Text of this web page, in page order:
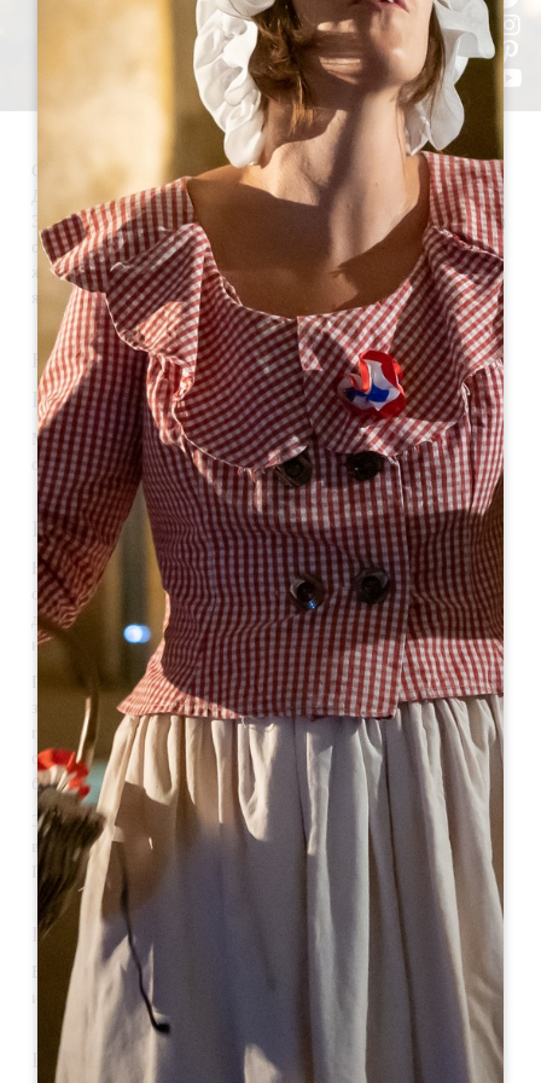
Сент-Этьен-де-Лиссе - муниципалитет в кантоне Кото-де-
Дордонь и входит в состав 8 городов юрисдикции Сент-
Эмильон. Его площадь составляет 710 га, а расположен он в 5 км
от Сент-Эмильона. В настоящее время в городе проживает 249
жителей, которых называют стефануа. Сент-Этьен-де-Лиссе
является побратимом города Фрамсден в Великобритании.
НЕМНОГО ИСТОРИИ
Происхождение названия
Муниципалитет Сент-Этьен-де-Лиссе назван в честь
одноименного святого.
История
На плато Ниорд были найдены следы укрепленного поселения,
относящегося к раннему периоду истории (около 700-600 гг.
до н.э.), первому железному веку, - это место, где сейчас
находится замок Фомбрауж.
Город Сент-Этьен-де-Лиссе связан с историей, особенно с
замком де Прессак, где в 1453 году в битве при Кастильоне был
подписан договор об окончании Столетней войны. Таким
образом был положен конец 300-летнему присутствию
британцев в Аквитании.
Эта небольшая деревня имеет богатое наследие с церковью XII
века. Над деревней, на склоне холма, возвышается замок де
Прессак, датируемый XIV веком.
ПРИРОДНОЕ НАСЛЕДИЕ
В городе протекает около 1,9 км рек, в основном ручьи Лангран
и Барбан.
ВИНОГРАДНИКИ